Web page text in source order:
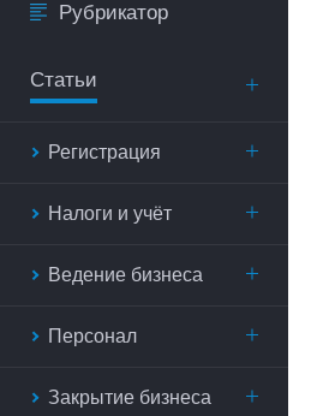
Рубрикатор
Статьи
Регистрация
Налоги и учёт
Ведение бизнеса
Персонал
Закрытие бизнеса